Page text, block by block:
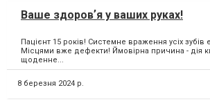
Ваше здоровʼя у ваших руках!
Пацієнт 15 років! Системне враження усіх зубів
Місцями вже дефекти! Ймовірна причина - дія
щоденне...
8 березня 2024 р.